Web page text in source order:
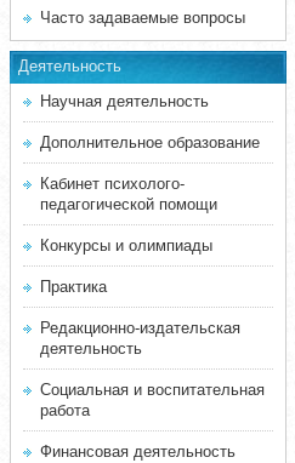
Часто задаваемые вопросы
Деятельность
Научная деятельность
Дополнительное образование
Кабинет психолого-
педагогической помощи
Конкурсы и олимпиады
Практика
Редакционно-издательская
деятельность
Социальная и воспитательная
работа
Финансовая деятельность